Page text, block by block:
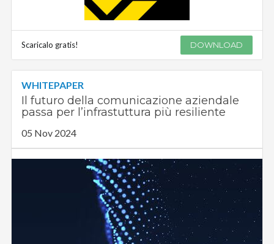
Scaricalo gratis! DOWNLOAD
WHITEPAPER
Il futuro della comunicazione aziendale
passa per l’infrastuttura più resiliente
05 Nov 2024